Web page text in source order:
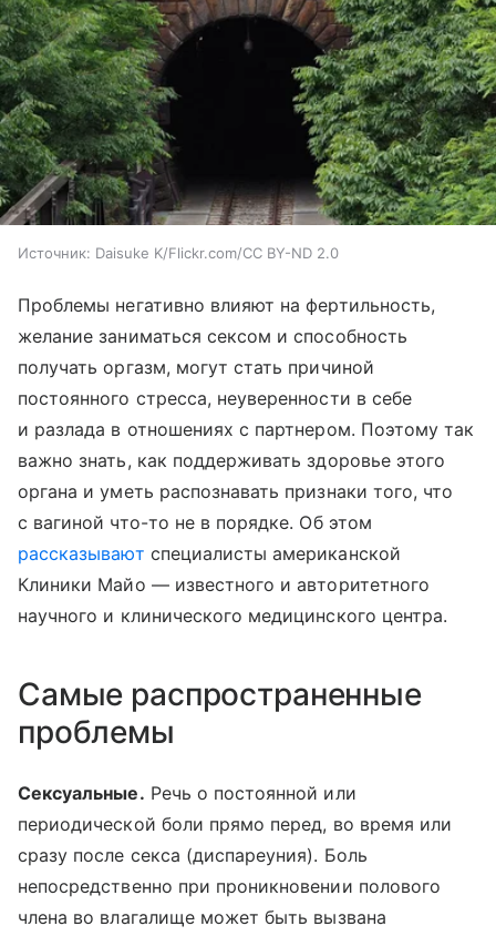
Источник: Daisuke K/Flickr.com/CC BY-ND 2.0
Проблемы негативно влияют на фертильность,
желание заниматься сексом и способность
получать оргазм, могут стать причиной
постоянного стресса, неуверенности в себе
и разлада в отношениях с партнером. Поэтому так
важно знать, как поддерживать здоровье этого
органа и уметь распознавать признаки того, что
с вагиной что-то не в порядке. Об этом
рассказывают специалисты американской
Клиники Майо — известного и авторитетного
научного и клинического медицинского центра.
Самые распространенные
проблемы
Сексуальные. Речь о постоянной или
периодической боли прямо перед, во время или
сразу после секса (диспареуния). Боль
непосредственно при проникновении полового
члена во влагалище может быть вызвана